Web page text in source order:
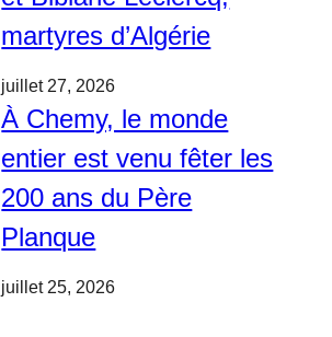
martyres d’Algérie
juillet 27, 2026
À Chemy, le monde
entier est venu fêter les
200 ans du Père
Planque
juillet 25, 2026